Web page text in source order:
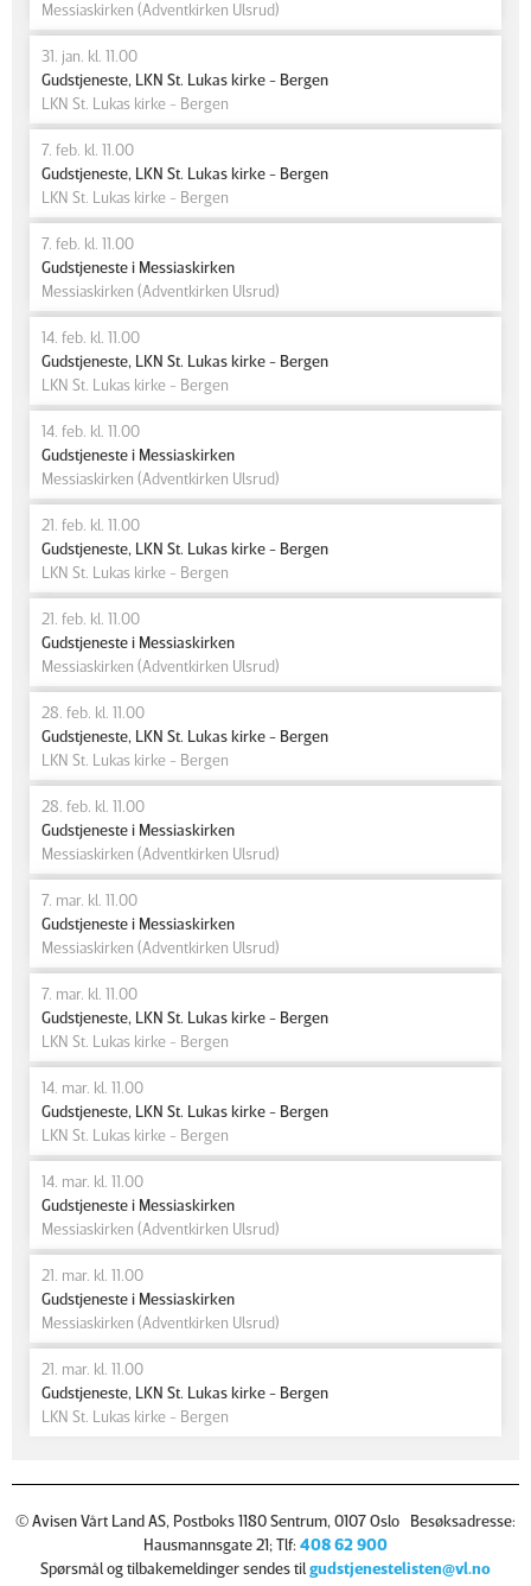
Messiaskirken (Adventkirken Ulsrud)
31. jan. kl. 11.00
Gudstjeneste, LKN St. Lukas kirke - Bergen
LKN St. Lukas kirke - Bergen
7. feb. kl. 11.00
Gudstjeneste, LKN St. Lukas kirke - Bergen
LKN St. Lukas kirke - Bergen
7. feb. kl. 11.00
Gudstjeneste i Messiaskirken
Messiaskirken (Adventkirken Ulsrud)
14. feb. kl. 11.00
Gudstjeneste, LKN St. Lukas kirke - Bergen
LKN St. Lukas kirke - Bergen
14. feb. kl. 11.00
Gudstjeneste i Messiaskirken
Messiaskirken (Adventkirken Ulsrud)
21. feb. kl. 11.00
Gudstjeneste, LKN St. Lukas kirke - Bergen
LKN St. Lukas kirke - Bergen
21. feb. kl. 11.00
Gudstjeneste i Messiaskirken
Messiaskirken (Adventkirken Ulsrud)
28. feb. kl. 11.00
Gudstjeneste, LKN St. Lukas kirke - Bergen
LKN St. Lukas kirke - Bergen
28. feb. kl. 11.00
Gudstjeneste i Messiaskirken
Messiaskirken (Adventkirken Ulsrud)
7. mar. kl. 11.00
Gudstjeneste i Messiaskirken
Messiaskirken (Adventkirken Ulsrud)
7. mar. kl. 11.00
Gudstjeneste, LKN St. Lukas kirke - Bergen
LKN St. Lukas kirke - Bergen
14. mar. kl. 11.00
Gudstjeneste, LKN St. Lukas kirke - Bergen
LKN St. Lukas kirke - Bergen
14. mar. kl. 11.00
Gudstjeneste i Messiaskirken
Messiaskirken (Adventkirken Ulsrud)
21. mar. kl. 11.00
Gudstjeneste i Messiaskirken
Messiaskirken (Adventkirken Ulsrud)
21. mar. kl. 11.00
Gudstjeneste, LKN St. Lukas kirke - Bergen
LKN St. Lukas kirke - Bergen
© Avisen Vårt Land AS, Postboks 1180 Sentrum, 0107 Oslo Besøksadresse:
Hausmannsgate 21; Tlf: 408 62 900
Spørsmål og tilbakemeldinger sendes tilgudstjenestelisten@vl.no